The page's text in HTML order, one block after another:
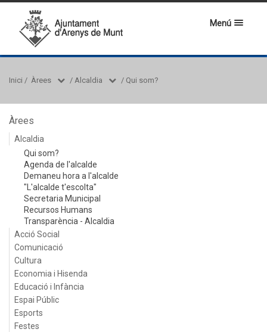
Menú
Inici / Àrees / Alcaldia / Qui som?
Àrees
Alcaldia
Qui som?
Agenda de l'alcalde
Demaneu hora a l'alcalde
"L'alcalde t'escolta"
Secretaria Municipal
Recursos Humans
Transparència - Alcaldia
Acció Social
Comunicació
Cultura
Economia i Hisenda
Educació i Infància
Espai Públic
Esports
Festes